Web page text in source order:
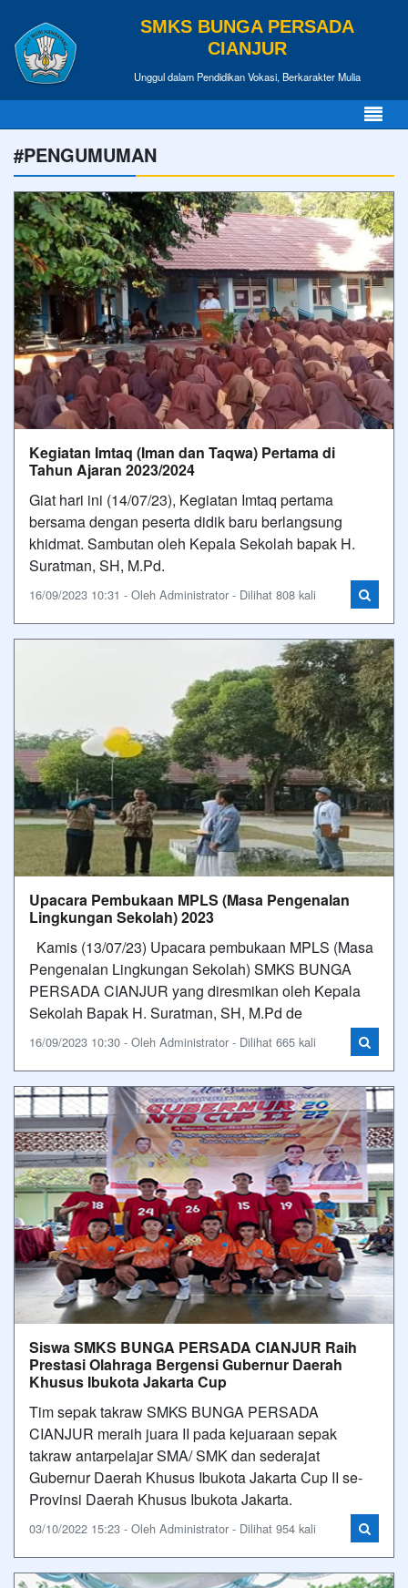
SMKS BUNGA PERSADA
CIANJUR
Unggul dalam Pendidikan Vokasi, Berkarakter Mulia
#PENGUMUMAN
Kegiatan Imtaq (Iman dan Taqwa) Pertama di
Tahun Ajaran 2023/2024
Giat hari ini (14/07/23), Kegiatan Imtaq pertama
bersama dengan peserta didik baru berlangsung
khidmat. Sambutan oleh Kepala Sekolah bapak H.
Suratman, SH, M.Pd.
16/09/2023 10:31 - Oleh Administrator - Dilihat 808 kali
Upacara Pembukaan MPLS (Masa Pengenalan
Lingkungan Sekolah) 2023
Kamis (13/07/23) Upacara pembukaan MPLS (Masa
Pengenalan Lingkungan Sekolah) SMKS BUNGA
PERSADA CIANJUR yang diresmikan oleh Kepala
Sekolah Bapak H. Suratman, SH, M.Pd de
16/09/2023 10:30 - Oleh Administrator - Dilihat 665 kali
Siswa SMKS BUNGA PERSADA CIANJUR Raih
Prestasi Olahraga Bergensi Gubernur Daerah
Khusus Ibukota Jakarta Cup
Tim sepak takraw SMKS BUNGA PERSADA
CIANJUR meraih juara II pada kejuaraan sepak
takraw antarpelajar SMA/ SMK dan sederajat
Gubernur Daerah Khusus Ibukota Jakarta Cup II se-
Provinsi Daerah Khusus Ibukota Jakarta.
03/10/2022 15:23 - Oleh Administrator - Dilihat 954 kali